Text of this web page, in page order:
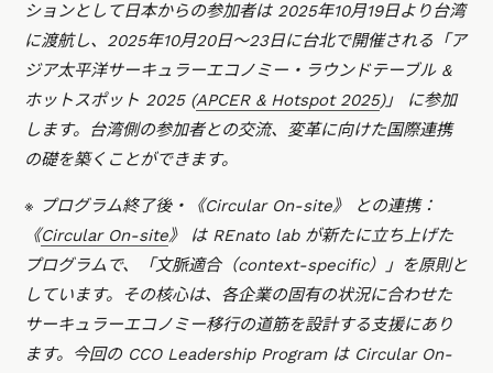
ションとして日本からの参加者は 2025年10月19日より台湾
に渡航し、2025年10月20日〜23日に台北で開催される「ア
ジア太平洋サーキュラーエコノミー・ラウンドテーブル &
ホットスポット 2025 (APCER & Hotspot 2025)」 に参加
します。台湾側の参加者との交流、変革に向けた国際連携
の礎を築くことができます。
※ プログラム終了後・《Circular On-site》 との連携：
《Circular On-site》 は REnato lab が新たに立ち上げた
プログラムで、「文脈適合（context-specific）」を原則と
しています。その核心は、各企業の固有の状況に合わせた
サーキュラーエコノミー移行の道筋を設計する支援にあり
ます。今回の CCO Leadership Program は Circular On-